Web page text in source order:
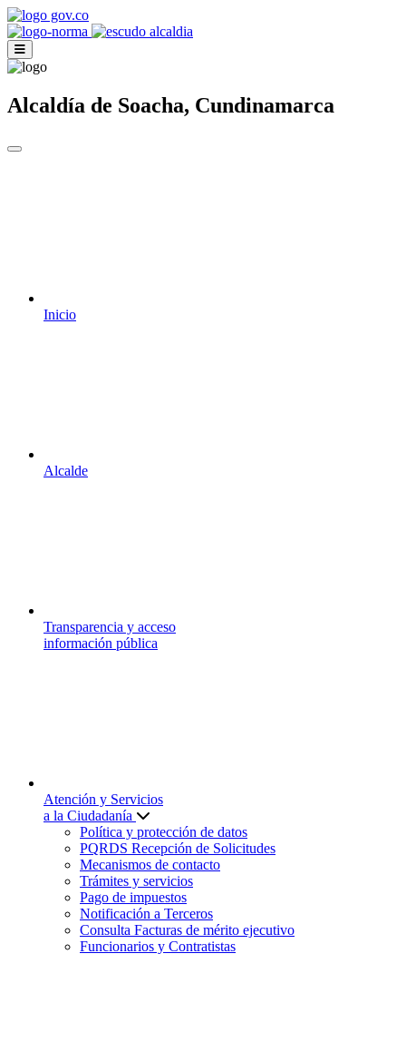
Alcaldía de Soacha, Cundinamarca
Inicio
Alcalde
Transparencia y acceso
información pública
Atención y Servicios
a la Ciudadanía
Política y protección de datos
PQRDS Recepción de Solicitudes
Mecanismos de contacto
Trámites y servicios
Pago de impuestos
Notificación a Terceros
Consulta Facturas de mérito ejecutivo
Funcionarios y Contratistas